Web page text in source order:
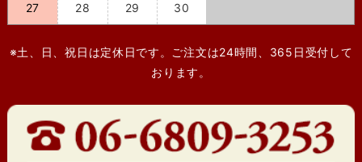
27 28 29 30
※土、日、祝日は定休日です。ご注文は24時間、365日受付して
おります。